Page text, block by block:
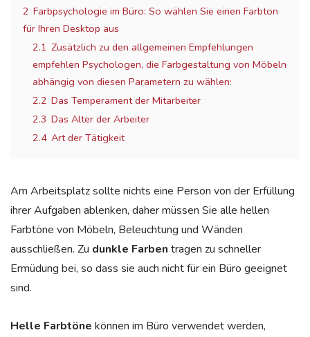
2 Farbpsychologie im Büro: So wählen Sie einen Farbton
für Ihren Desktop aus
2.1 Zusätzlich zu den allgemeinen Empfehlungen
empfehlen Psychologen, die Farbgestaltung von Möbeln
abhängig von diesen Parametern zu wählen:
2.2 Das Temperament der Mitarbeiter
2.3 Das Alter der Arbeiter
2.4 Art der Tätigkeit
Am Arbeitsplatz sollte nichts eine Person von der Erfüllung
ihrer Aufgaben ablenken, daher müssen Sie alle hellen
Farbtöne von Möbeln, Beleuchtung und Wänden
ausschließen. Zu dunkle Farben tragen zu schneller
Ermüdung bei, so dass sie auch nicht für ein Büro geeignet
sind.
Helle Farbtöne können im Büro verwendet werden,